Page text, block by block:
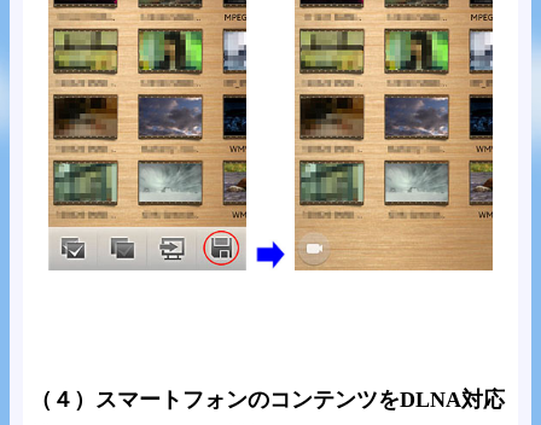
（４）スマートフォンのコンテンツをDLNA対応